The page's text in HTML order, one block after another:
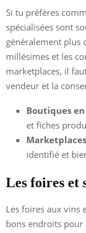
Si tu préfères
spécialisées sont
généralement plus
millésimes et les
marketplaces, il
vendeur et la
Boutiques
et fiches
Marketplaces
identifié et
Les foires et
Les foires aux vins
bons endroits pour